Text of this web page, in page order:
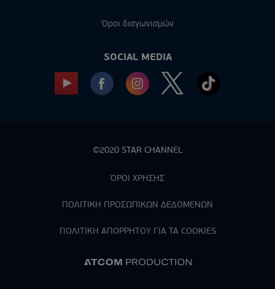
Όροι διαγωνισμών
SOCIAL MEDIA
©2020 STAR CHANNEL
ΌΡΟΙ ΧΡΗΣΗΣ
ΠΟΛΙΤΙΚΗ ΠΡΟΣΩΠΙΚΩΝ ΔΕΔΟΜΕΝΩΝ
ΠΟΛΙΤΙΚΗ ΑΠΟΡPΗΤΟΥ ΓΙΑ ΤΑ COOKIES